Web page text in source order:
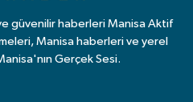
güvenilir haberleri Manisa Aktif
Manisa haberleri ve yerel
Gerçek Sesi.